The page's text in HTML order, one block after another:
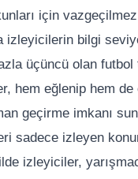
için
izleyicilerin bilgi
üçüncü olan futbol
hem eğlenip hem
geçirme imkanı
sadece izleyen
izleyiciler,